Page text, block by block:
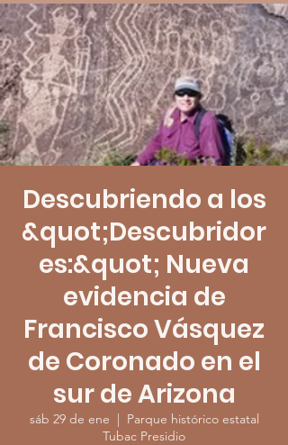
Descubriendo a los
&quot;Descubridor
es:&quot; Nueva
evidencia de
Francisco Vásquez
de Coronado en el
sur de Arizona
sáb 29 de ene
  |
Parque histórico estatal
Tubac Presidio